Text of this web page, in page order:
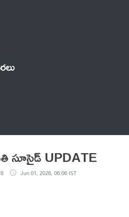
సూసైడ్ UPDATE
Jun 01, 2026, 06:06 IST